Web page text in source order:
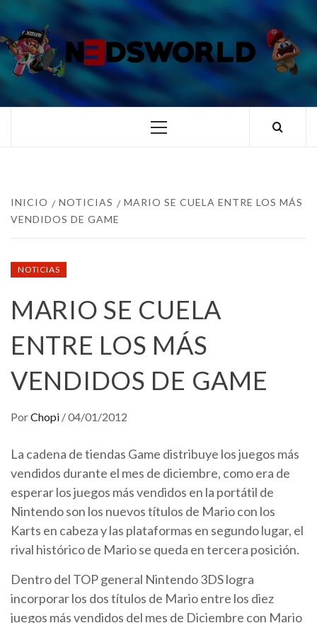
al
contenido
TUS ESPECIALISTAS EN NINTENDO
Menú
INICIO NOTICIAS
MARIO SE CUELA ENTRE LOS MÁS
VENDIDOS DE GAME
NOTICIAS
MARIO SE CUELA
ENTRE LOS MÁS
VENDIDOS DE GAME
PorChopi /04/01/2012
La cadena de tiendas Game distribuye los juegos más
vendidos durante el mes de diciembre, como era de
esperar los juegos más vendidos en la portátil de
Nintendo son los nuevos títulos de Mario con los
Karts en cabeza y las plataformas en segundo lugar, el
rival histórico de Mario se queda en tercera posición.
Dentro del TOP general Nintendo 3DS logra
incorporar los dos títulos de Mario entre los diez
juegos más vendidos del mes de Diciembre con Mario